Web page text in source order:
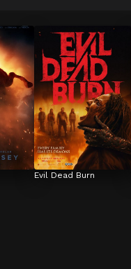
Evil Dead Burn